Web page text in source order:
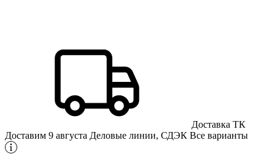
Доставка ТК
Доставим 9 августа Деловые линии, СДЭК Все варианты